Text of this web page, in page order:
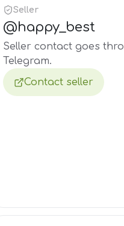
Seller
@happy_best
Seller contact goes
Telegram.
Contact seller